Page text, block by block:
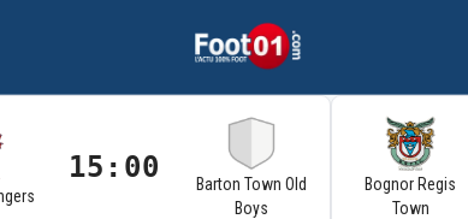
15:00
Barton Town Old
Boys
Bognor Regis
Town